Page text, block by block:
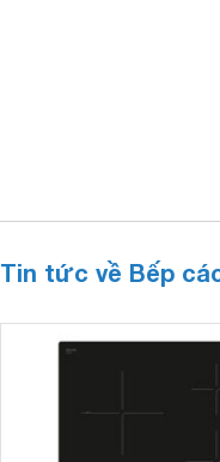
Tin tức về Bếp